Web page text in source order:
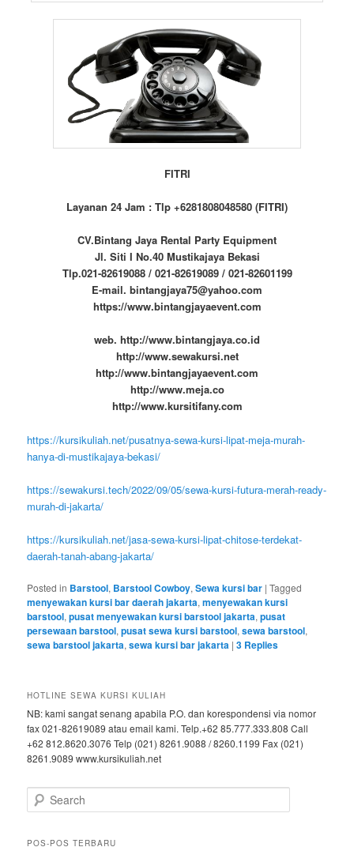
FITRI
Layanan 24 Jam : Tlp +6281808048580 (FITRI)
CV.Bintang Jaya Rental Party Equipment
Jl. Siti I No.40 Mustikajaya Bekasi
Tlp.021-82619088 / 021-82619089 / 021-82601199
E-mail. bintangjaya75@yahoo.com
https://www.bintangjayaevent.com
web. http://www.bintangjaya.co.id
http://www.sewakursi.net
http://www.bintangjayaevent.com
http://www.meja.co
http://www.kursitifany.com
https://kursikuliah.net/pusatnya-sewa-kursi-lipat-meja-murah-
hanya-di-mustikajaya-bekasi/
https://sewakursi.tech/2022/09/05/sewa-kursi-futura-merah-ready-
murah-di-jakarta/
https://kursikuliah.net/jasa-sewa-kursi-lipat-chitose-terdekat-
daerah-tanah-abang-jakarta/
Posted in Barstool, Barstool Cowboy,Sewa kursi bar |Tagged
menyewakan kursi bar daerah jakarta,menyewakan kursi
barstool,pusat menyewakan kursi barstool jakarta,pusat
persewaan barstool,pusat sewa kursi barstool,sewa barstool,
sewa barstool jakarta,sewa kursi bar jakarta |3 Replies
HOTLINE SEWA KURSI KULIAH
NB: kami sangat senang apabila P.O. dan korespondensi via nomor
fax 021-82619089 atau email kami. Telp.+62 85.777.333.808 Call
+62 812.8620.3076 Telp (021) 8261.9088 / 8260.1199 Fax (021)
8261.9089 www.kursikuliah.net
Search
POS-POS TERBARU